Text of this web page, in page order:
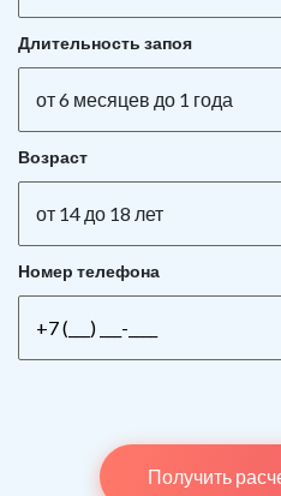
Длительность запоя
от 6 месяцев до 1 года
Возраст
от 14 до 18 лет
Номер телефона
Получить